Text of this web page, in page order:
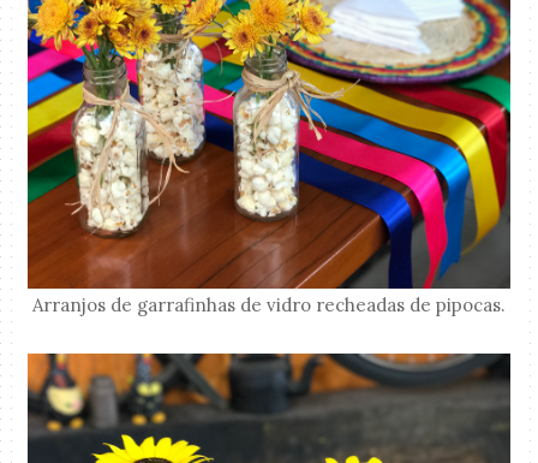
Arranjos de garrafinhas de vidro recheadas de pipocas.